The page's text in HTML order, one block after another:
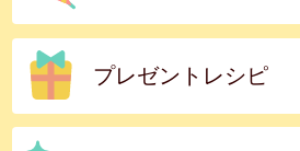
プレゼントレシピ